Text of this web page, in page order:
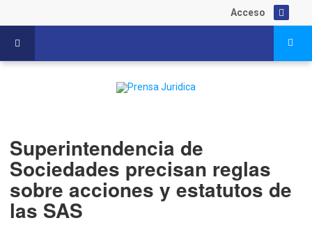
Acceso
Superintendencia de
Sociedades precisan reglas
sobre acciones y estatutos de
las SAS